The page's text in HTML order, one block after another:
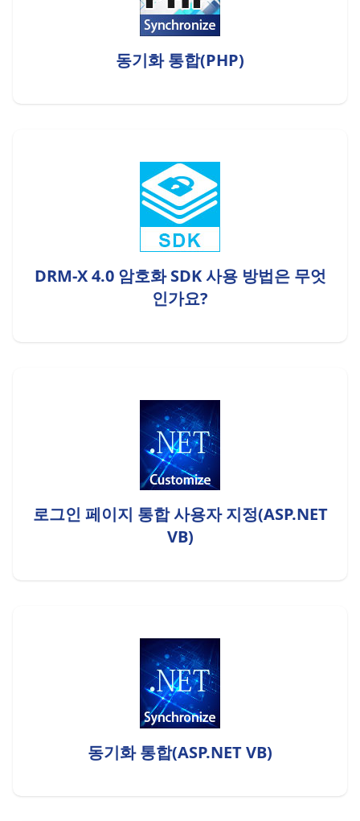
동기화 통합(PHP)
DRM-X 4.0 암호화 SDK 사용 방법은 무엇
인가요?
로그인 페이지 통합 사용자 지정(ASP.NET
VB)
동기화 통합(ASP.NET VB)